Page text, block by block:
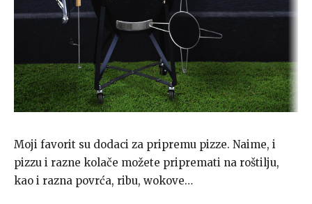
Moji favorit su dodaci za pripremu pizze. Naime, i
pizzu i razne kolače možete pripremati na roštilju,
kao i razna povrća, ribu, wokove…